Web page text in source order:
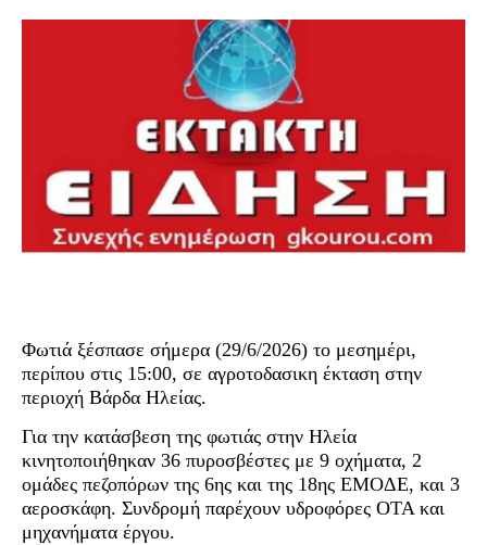
Φωτιά ξέσπασε σήμερα (29/6/2026) το μεσημέρι,
περίπου στις 15:00, σε αγροτοδασικη έκταση στην
περιοχή Βάρδα Ηλείας.
Για την κατάσβεση της φωτιάς στην Ηλεία
κινητοποιήθηκαν 36 πυροσβέστες με 9 οχήματα, 2
ομάδες πεζοπόρων της 6ης και της 18ης ΕΜΟΔΕ, και 3
αεροσκάφη. Συνδρομή παρέχουν υδροφόρες ΟΤΑ και
μηχανήματα έργου.